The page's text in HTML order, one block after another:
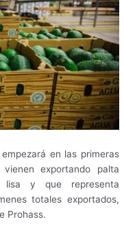
en las primeras
exportando palta
y que representa
totales exportados,
Prohass.